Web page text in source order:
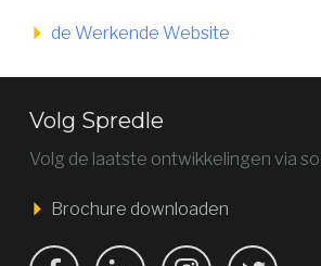
de Werkende Website
Volg Spredle
Volg de laatste ontwikkelingen via
Brochure downloaden
Bekijk ons op FacebookBekijk ons op LinkedInBekijk ons op LinkedInBekijk ons op Twitter